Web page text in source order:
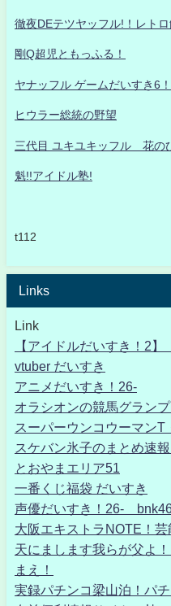
徹夜DEテツヤッフル!！レトロ
剛Q超児ともっふる！
ヤナッフル ゲームだいすき6
ヒウラー総統の野望
三代目 ユキユキッフル 花の
魁!!アイドル塾!
t112
Links
Link
【アイドルだいすき！2】
vtuber だいすき
アニメだいすき！26-
オラシオンの競馬グランプ
スーパーウンコウーマンT
スケバン氷子のまとめ速報
とおやまエリア51
一番くじ福袋 だいすき
声優だいすき！26-
大阪エキストラNOTE！芸
天にまします我らが父よ
まえ！
実録パチンコ梁山泊！パ